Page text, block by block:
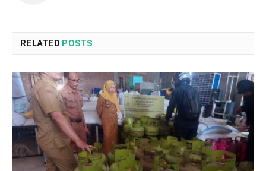
RELATED POSTS